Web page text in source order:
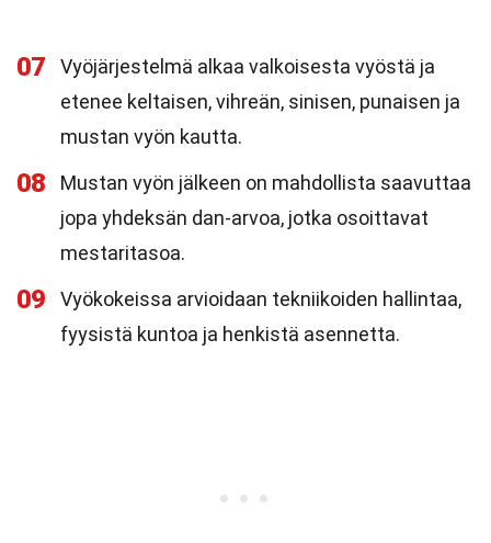
07
Vyöjärjestelmä alkaa valkoisesta vyöstä ja
etenee keltaisen, vihreän, sinisen, punaisen ja
mustan vyön kautta.
08
Mustan vyön jälkeen on mahdollista saavuttaa
jopa yhdeksän dan-arvoa, jotka osoittavat
mestaritasoa.
09
Vyökokeissa arvioidaan tekniikoiden hallintaa,
fyysistä kuntoa ja henkistä asennetta.